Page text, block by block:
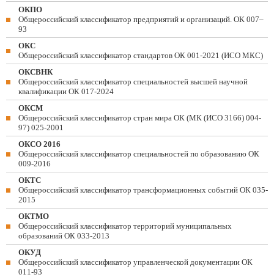
ОКПО
Общероссийский классификатор предприятий и организаций. ОК 007–
93
ОКС
Общероссийский классификатор стандартов ОК 001-2021 (ИСО МКС)
ОКСВНК
Общероссийский классификатор специальностей высшей научной
квалификации ОК 017-2024
ОКСМ
Общероссийский классификатор стран мира ОК (МК (ИСО 3166) 004-
97) 025-2001
ОКСО 2016
Общероссийский классификатор специальностей по образованию ОК
009-2016
ОКТС
Общероссийский классификатор трансформационных событий ОК 035-
2015
ОКТМО
Общероссийский классификатор территорий муниципальных
образований ОК 033-2013
ОКУД
Общероссийский классификатор управленческой документации ОК
011-93